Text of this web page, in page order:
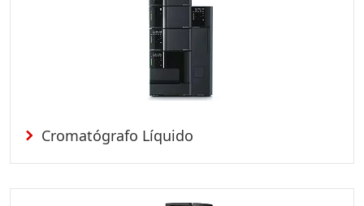
Cromatógrafo Líquido